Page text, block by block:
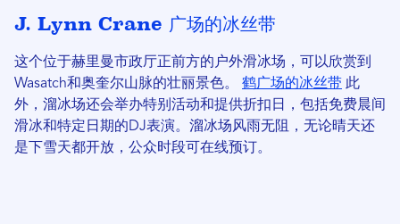
J. Lynn Crane 广场的冰丝带
这个位于赫里曼市政厅正前方的户外滑冰场，可以欣赏到
Wasatch和奥奎尔山脉的壮丽景色。 鹤广场的冰丝带 此
外，溜冰场还会举办特别活动和提供折扣日，包括免费晨间
滑冰和特定日期的DJ表演。溜冰场风雨无阻，无论晴天还
是下雪天都开放，公众时段可在线预订。